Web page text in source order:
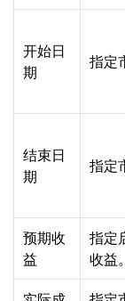
开始日
期
指定
结束日
期
指定
预期收
益
指定
收益。